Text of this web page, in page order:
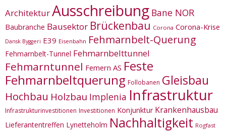
ArchitekturAusschreibung Bane NOR
Baubranche Bausektor Brückenbau Corona Corona-Krise
Dansk Byggeri E39 Eisenbahn Fehmarnbelt-Querung
Fehmarnbelt-Tunnel Fehmarnbelttunnel
Fehmarntunnel Femern AS Feste
Fehmarnbeltquerung Follobanen Gleisbau
Hochbau Holzbau Implenia Infrastruktur
Infrastrukturinvestitionen Investitionen Konjunktur Krankenhausbau
Lieferantentreffen Lynetteholm Nachhaltigkeit Rogfast